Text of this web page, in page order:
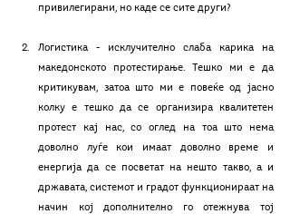
привилегирани, но каде се сите други?
Логистика - исклучително слаба карика на
македонското протестирање. Тешко ми е да
критикувам, затоа што ми е повеќе од јасно
колку е тешко да се организира квалитетен
протест кај нас, со оглед на тоа што нема
доволно луѓе кои имаат доволно време и
енергија да се посветат на нешто такво, а и
државата, системот и градот функционираат на
начин кој дополнително го отежнува тој